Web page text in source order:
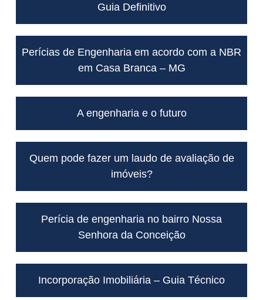
Guia Definitivo
Perícias de Engenharia em acordo com a NBR
em Casa Branca – MG
A engenharia e o futuro
Quem pode fazer um laudo de avaliação de
imóveis?
Perícia de engenharia no bairro Nossa
Senhora da Conceição
Incorporação Imobiliária – Guia Técnico